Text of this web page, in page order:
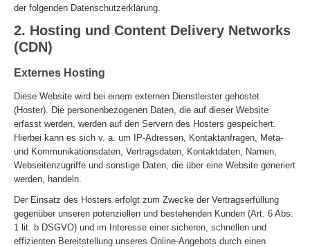
der folgenden Datenschutzerklärung.
2. Hosting und Content Delivery Networks
(CDN)
Externes Hosting
Diese Website wird bei einem externen Dienstleister gehostet
(Hoster). Die personenbezogenen Daten, die auf dieser Website
erfasst werden, werden auf den Servern des Hosters gespeichert.
Hierbei kann es sich v. a. um IP-Adressen, Kontaktanfragen, Meta-
und Kommunikationsdaten, Vertragsdaten, Kontaktdaten, Namen,
Webseitenzugriffe und sonstige Daten, die über eine Website generiert
werden, handeln.
Der Einsatz des Hosters erfolgt zum Zwecke der Vertragserfüllung
gegenüber unseren potenziellen und bestehenden Kunden (Art. 6 Abs.
1 lit. b DSGVO) und im Interesse einer sicheren, schnellen und
effizienten Bereitstellung unseres Online-Angebots durch einen